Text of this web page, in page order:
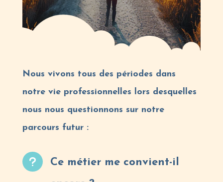
Nous vivons tous des périodes dans
notre vie professionnelles lors desquelles
nous nous questionnons sur notre
parcours futur :
u
Ce métier me convient-il